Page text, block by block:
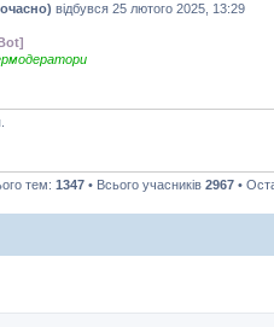
відбувся 25 лютого 2025, 13:29
тем: 1347 • Всього учасників 2967 •